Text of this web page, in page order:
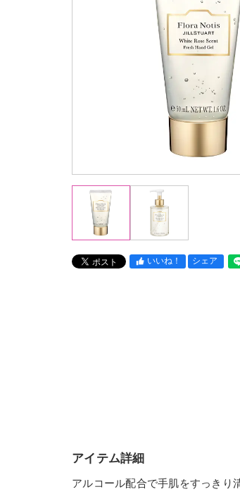
いいね！ シェア
アイテム詳細
アルコール配合で手肌をすっきり